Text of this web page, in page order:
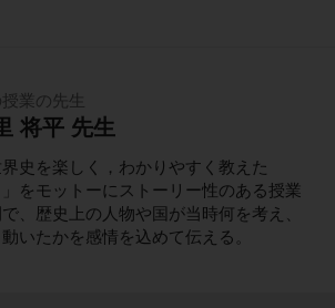
授業の先生
将平 先生
界史を楽しく，わかりやすく教えた
をモットーにストーリー性のある授業
で、歴史上の人物や国が当時何を考え、
いたかを感情を込めて伝える。